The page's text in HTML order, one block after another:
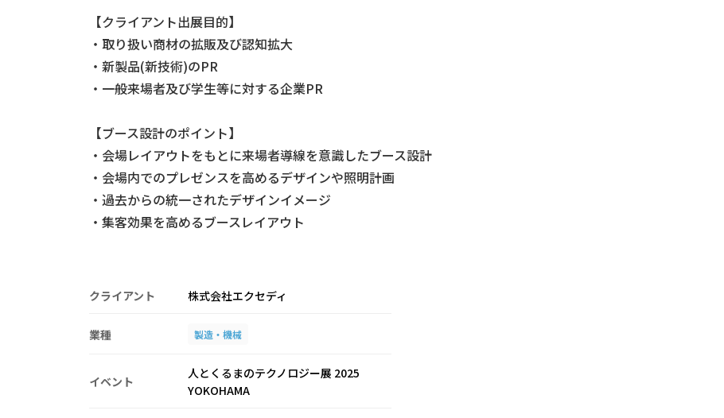
【クライアント出展目的】
・取り扱い商材の拡販及び認知拡大
・新製品(新技術)のPR
・一般来場者及び学生等に対する企業PR
【ブース設計のポイント】
・会場レイアウトをもとに来場者導線を意識したブース設計
・会場内でのプレゼンスを高めるデザインや照明計画
・過去からの統一されたデザインイメージ
・集客効果を高めるブースレイアウト
クライアント 株式会社エクセディ
業種 製造・機械
イベント
人とくるまのテクノロジー展 2025
YOKOHAMA